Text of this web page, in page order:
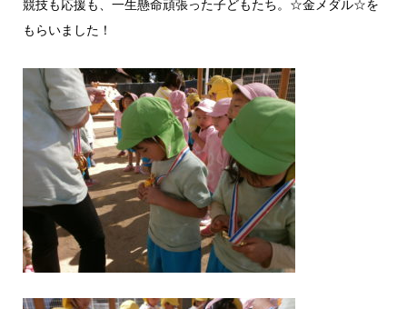
競技も応援も、一生懸命頑張った子どもたち。☆金メダル☆を
もらいました！